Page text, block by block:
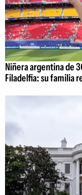
Niñera argentina de
Filadelfia: su familia